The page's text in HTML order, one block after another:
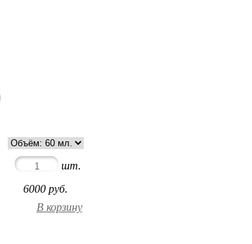
шт.
6000 руб.